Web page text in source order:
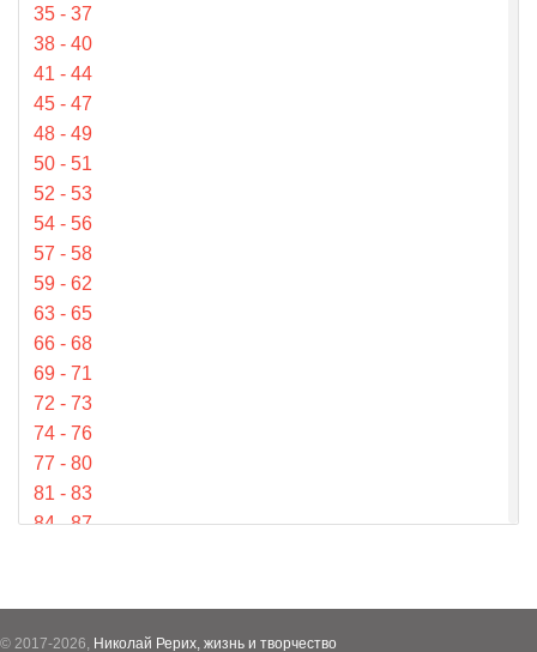
35 - 37
38 - 40
41 - 44
45 - 47
48 - 49
50 - 51
52 - 53
54 - 56
57 - 58
59 - 62
63 - 65
66 - 68
69 - 71
72 - 73
74 - 76
77 - 80
81 - 83
84 - 87
98 - 101
102 - 104
© 2017-2026, Николай Рерих, жизнь и творчество